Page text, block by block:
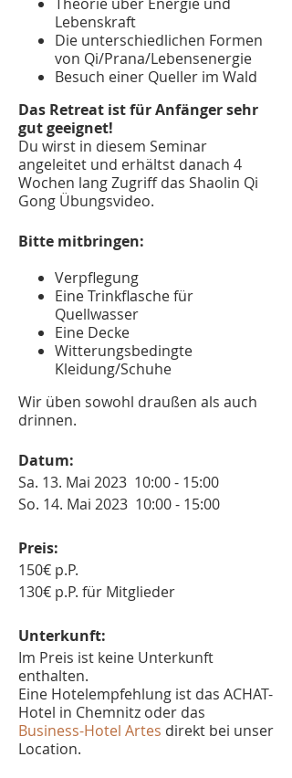
Lebenskraft
Die unterschiedlichen Formen
von Qi/Prana/Lebensenergie
Besuch einer Queller im Wald
Das Retreat ist für Anfänger sehr
gut geeignet!
Du wirst in diesem Seminar
angeleitet und erhältst danach 4
Wochen lang Zugriff das Shaolin Qi
Gong Übungsvideo.
Bitte mitbringen:
Verpflegung
Eine Trinkflasche für
Quellwasser
Eine Decke
Witterungsbedingte
Kleidung/Schuhe
Wir üben sowohl draußen als auch
drinnen.
Datum:
Sa. 13. Mai 2023 10:00 - 15:00
So. 14. Mai 2023 10:00 - 15:00
Preis:
150€ p.P.
130€ p.P. für Mitglieder
Unterkunft:
Im Preis ist keine Unterkunft
enthalten.
Eine Hotelempfehlung ist das ACHAT-
Hotel in Chemnitz oder das
Business-Hotel Artes direkt bei unser
Location.